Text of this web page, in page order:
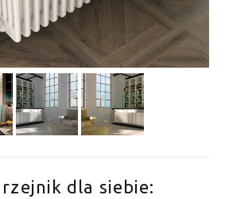
dla siebie: